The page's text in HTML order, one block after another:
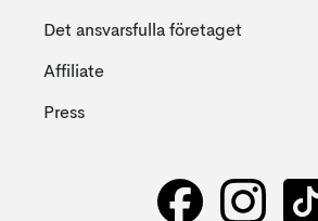
Det ansvarsfulla företaget
Affiliate
Press